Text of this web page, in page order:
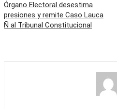
Órgano Electoral desestima
presiones y remite Caso Lauca
Ñ al Tribunal Constitucional